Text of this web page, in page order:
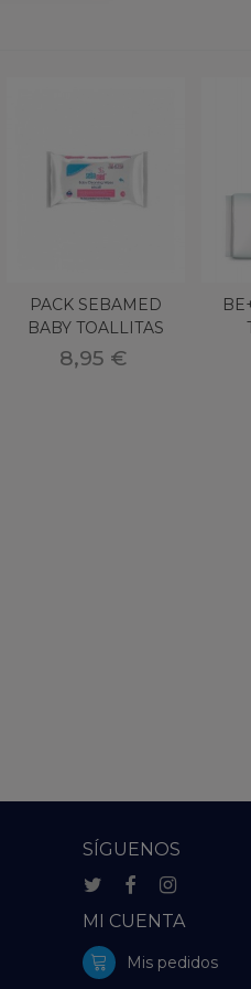
PACK SEBAMED
BABY TOALLITAS
INFANTILES 3 U
8,95 €
SÍGUENOS
MI CUENTA
Mis pedidos